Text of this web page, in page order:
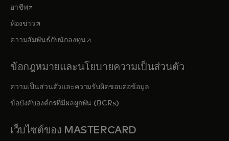
อาชีพopens in a new tab
ห้องข่าว opens in a new tab
ความสัมพันธ์กับนักลงทุน opens in a new tab
ข้อกฎหมายและนโยบายความเป็นส่วนตัว
ความเป็นส่วนตัวและความรับผิดชอบต่อข้อมูล
ข้อบังคับองค์กรที่มีผลผูกพัน (BCRs)
เว็บไซต์ของ MASTERCARD